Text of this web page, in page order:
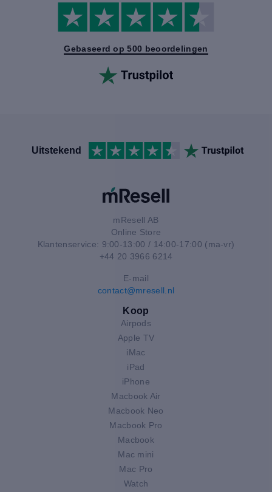
Gebaseerd op 500 beoordelingen
Uitstekend
mResell AB
Online Store
Klantenservice: 9:00-13:00 / 14:00-17:00 (ma-vr)
+44 20 3966 6214
E-mail
contact@mresell.nl
Koop
Airpods
Apple TV
iMac
iPad
iPhone
Macbook Air
Macbook Neo
Macbook Pro
Macbook
Mac mini
Mac Pro
Watch